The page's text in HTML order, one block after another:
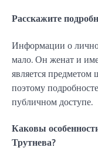
Расскажите
Информации о
мало. Он женат и
является
поэтому
публичном доступе.
Каковы
Трутнева?